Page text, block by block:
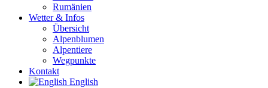
Rumänien
Wetter & Infos
Übersicht
Alpenblumen
Alpentiere
Wegpunkte
Kontakt
English